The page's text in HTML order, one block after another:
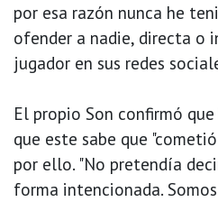
por esa razón nunca he
ofender a nadie, directa o
jugador en sus redes
El propio Son confirmó
que este sabe que
por ello. "No pretendía
forma intencionada.